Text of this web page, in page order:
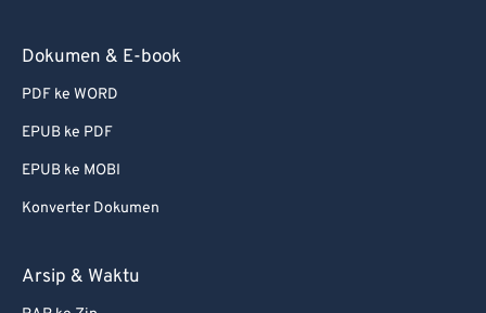
Dokumen & E-book
PDF ke WORD
EPUB ke PDF
EPUB ke MOBI
Konverter Dokumen
Arsip & Waktu